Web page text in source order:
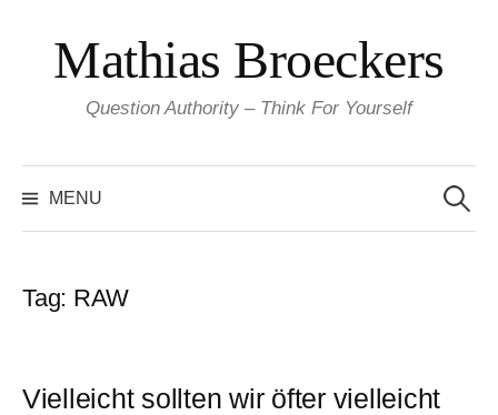
content
Mathias Broeckers
Question Authority – Think For Yourself
MENU
for:
Tag: RAW
Vielleicht sollten wir öfter vielleicht